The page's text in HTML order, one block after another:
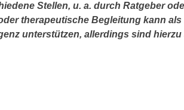
Stellen, u. a. durch Ratgeber
therapeutische Begleitung kann
unterstützen, allerdings sind